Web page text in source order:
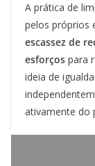
A prática de
pelos próprios
escassez de
esforços para
ideia de
ativamente do